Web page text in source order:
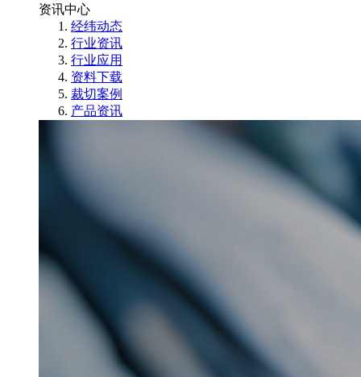
资讯中心
经纬动态
行业资讯
行业应用
资料下载
裁切案例
产品资讯